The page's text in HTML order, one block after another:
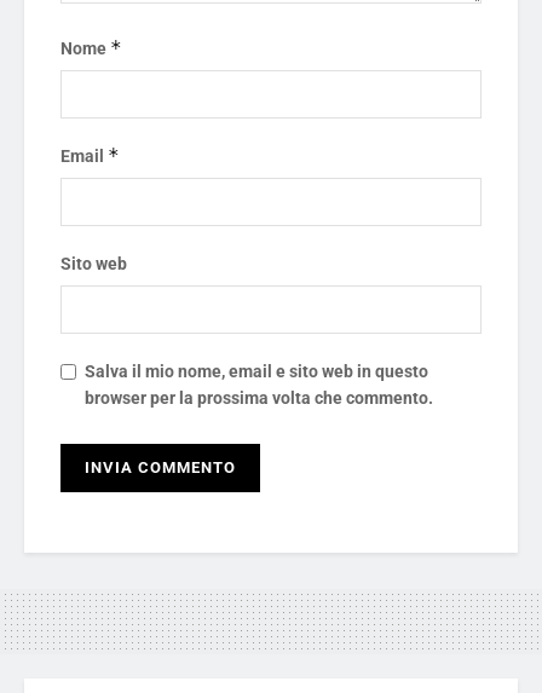
Nome *
Email *
Sito web
Salva il mio nome, email e sito web in questo
browser per la prossima volta che commento.